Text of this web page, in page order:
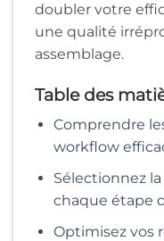
doubler votre
une qualité
assemblage.
Table des
Comprendre
workflow
Sélectionnez
chaque étape
Optimisez vos